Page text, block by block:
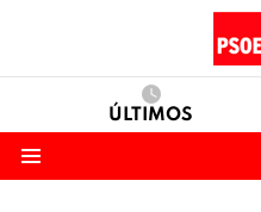
ÚLTIMOS